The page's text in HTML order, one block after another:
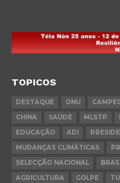
TOPICOS
DESTAQUE ONU
CHINA
SAÚDE MLSTP
EDUCAÇÃO
ADI
MUDANÇAS CLIMÁTICAS
SELECÇÃO NACIONAL
AGRICULTURA
GOLPE